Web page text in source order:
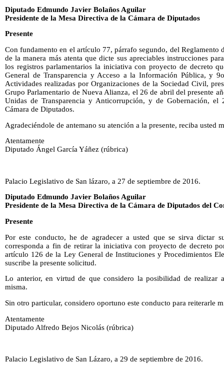
Diputado Edmundo Javier Bolaños Aguilar
Presidente de la Mesa Directiva de la Cámara de Diputados
Presente
Con fundamento en el artículo 77, párrafo segundo, del Reglamento
de la manera más atenta que dicte sus apreciables instrucciones
los registros parlamentarios la iniciativa con proyecto de decreto
General de Transparencia y Acceso a la Información Pública, y
Actividades realizadas por Organizaciones de la Sociedad Civil,
Grupo Parlamentario de Nueva Alianza, el 26 de abril del presente
Unidas de Transparencia y Anticorrupción, y de Gobernación,
Cámara de Diputados.
Agradeciéndole de antemano su atención a la presente, reciba usted
Atentamente
Diputado Ángel García Yáñez (rúbrica)
Palacio Legislativo de San lázaro, a 27 de septiembre de 2016.
Diputado Edmundo Javier Bolaños Aguilar
Presidente de la Mesa Directiva de la Cámara de Diputados del
Presente
Por este conducto, he de agradecer a usted que se sirva dictar
corresponda a fin de retirar la iniciativa con proyecto de decreto
artículo 126 de la Ley General de Instituciones y Procedimientos
suscribe la presente solicitud.
Lo anterior, en virtud de que considero la posibilidad de realizar
misma.
Sin otro particular, considero oportuno este conducto para reiterarle
Atentamente
Diputado Alfredo Bejos Nicolás (rúbrica)
Palacio Legislativo de San Lázaro, a 29 de septiembre de 2016.